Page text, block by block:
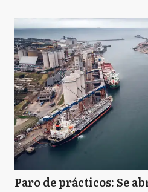
Paro de prácticos: Se